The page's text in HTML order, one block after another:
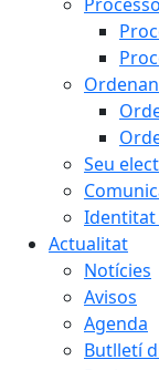
Seu
Actualitat
Notícies
Avisos
Agenda
Butlletí